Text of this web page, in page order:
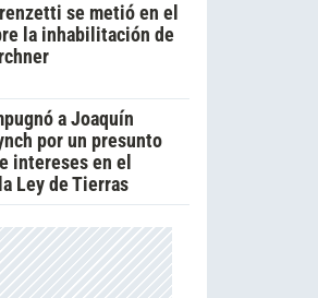
se metió en el
la inhabilitación de
a Joaquín
por un presunto
intereses en el
Ley de Tierras